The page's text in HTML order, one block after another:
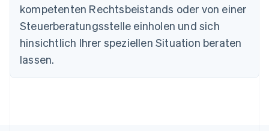
kompetenten Rechtsbeistands oder von einer
Steuerberatungsstelle einholen und sich
hinsichtlich Ihrer speziellen Situation beraten
lassen.
Estland
Festlandchina
简体中文English
Finnland
English
Frankreich